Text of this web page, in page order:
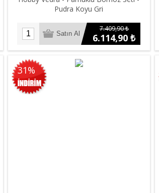
Pudra Koyu Gri
7.409,90 ₺
6.114,90 ₺
31%